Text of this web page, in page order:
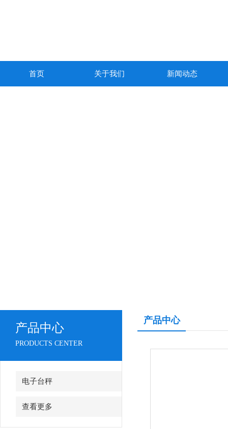
首页 关于我们 新闻动态
产品中心
PRODUCTS CENTER
电子台秤
查看更多
产品中心